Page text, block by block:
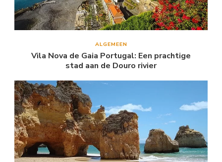
ALGEMEEN
Vila Nova de Gaia Portugal: Een prachtige
stad aan de Douro rivier